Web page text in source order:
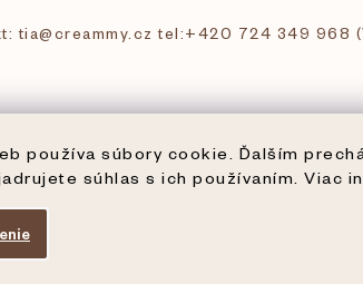
používa súbory cookie. Ďalším
súhlas s ich používaním. Viac
tia@creammy.cz tel:+420 724 349 968